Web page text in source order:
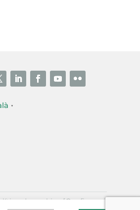
▼
de cookies [Configurar]